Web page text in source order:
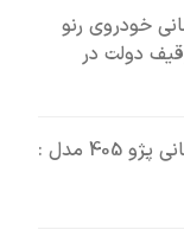
000/000 تومانی خودروی رنو
مدل : 1391 (توقیف دولت در
حراج 270/000/000 تومانی پژو 405 مدل :